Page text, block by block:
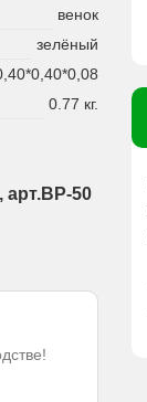
венок
зелёный
0.77 кг.
арт.ВР-50